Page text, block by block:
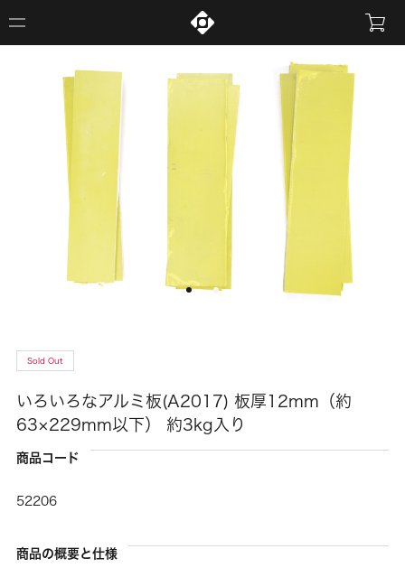
Sold Out
いろいろなアルミ板(A2017) 板厚12mm（約
63×229mm以下） 約3kg入り
商品コード
52206
商品の概要と仕様